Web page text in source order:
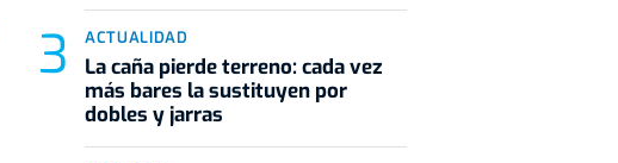
ACTUALIDAD
La caña pierde terreno: cada vez
más bares la sustituyen por
dobles y jarras